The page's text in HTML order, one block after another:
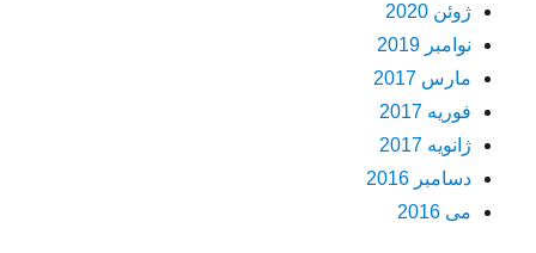
ژوئن 2020
نوامبر 2019
مارس 2017
فوریه 2017
ژانویه 2017
دسامبر 2016
می 2016